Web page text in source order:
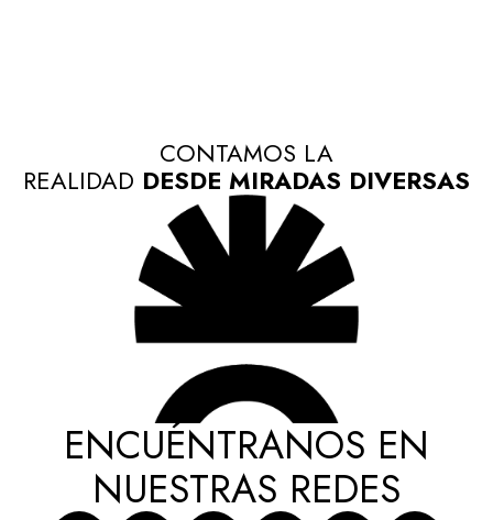
CONTAMOS LA
REALIDAD DESDE MIRADAS DIVERSAS
ENCUÉNTRANOS EN
NUESTRAS REDES